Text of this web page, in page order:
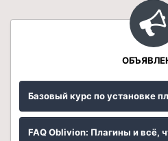
Базовый курс по установке
FAQ Oblivion: Плагины и всё,